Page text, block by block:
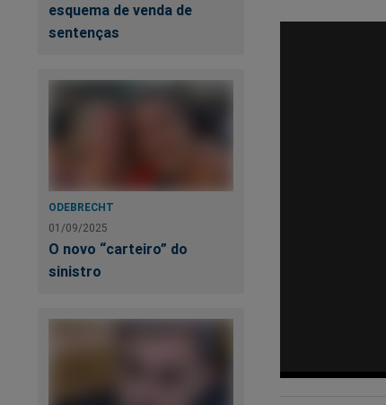
esquema de venda de
sentenças
ODEBRECHT
01/09/2025
O novo “carteiro” do
sinistro